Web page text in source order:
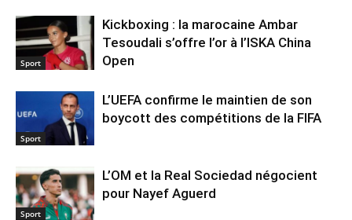
Sport
Kickboxing : la marocaine Ambar
Tesoudali s’offre l’or à l’ISKA China
Open
Sport
L’UEFA confirme le maintien de son
boycott des compétitions de la FIFA
Sport
L’OM et la Real Sociedad négocient
pour Nayef Aguerd